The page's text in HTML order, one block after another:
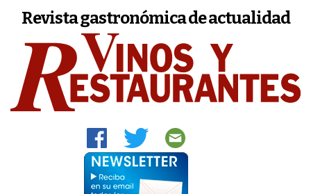
Revista gastronómica de actualidad